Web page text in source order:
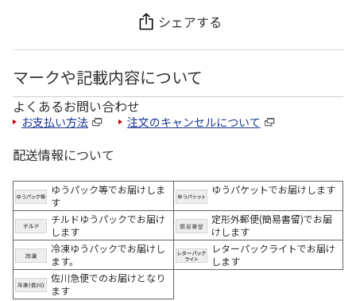
シェアする
マークや記載内容について
よくあるお問い合わせ
お支払い方法 注文のキャンセルについて
配送情報について
ゆうパック等でお届けしま
す
ゆうパケットでお届けします
チルドゆうパックでお届け
します
定形外郵便(簡易書留)でお届
けします
冷凍ゆうパックでお届けし
ます。
レターパックライトでお届け
します
佐川急便でのお届けとなり
ます